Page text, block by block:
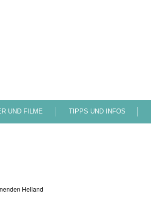
UND FILME TIPPS UND INFOS
Heiland